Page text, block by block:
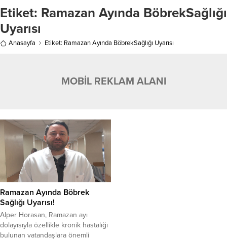
Etiket: Ramazan Ayında BöbrekSağlığı
Uyarısı
Anasayfa Etiket: Ramazan Ayında BöbrekSağlığı Uyarısı
MOBİL REKLAM ALANI
Ramazan Ayında Böbrek
Sağlığı Uyarısı!
Alper Horasan, Ramazan ayı
dolayısıyla özellikle kronik hastalığı
bulunan vatandaşlara önemli